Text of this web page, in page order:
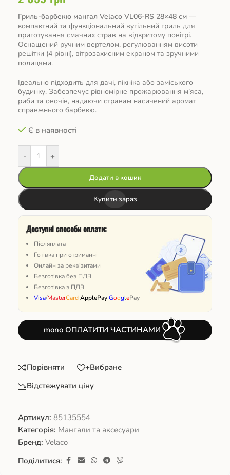
Гриль-барбекю мангал Velaco VL06-RS 28×48 см —
компактний та функціональний вугільний гриль для
приготування смачних страв на відкритому повітрі.
Оснащений ручним вертелом, регулюванням висоти
решітки (4 рівні), вітрозахисним екраном та зручними
полицями.
Ідеально підходить для дачі, пікніка або заміського
будинку. Забезпечує рівномірне прожарювання м’яса,
риби та овочів, надаючи стравам насичений аромат
справжнього барбекю.
Є в наявності
- +
Додати в кошик
Купити зараз
Доступні способи оплати:
Післяплата
Готівка при отриманні
Онлайн за реквізитами
Безготівка без ПДВ
Безготівка з ПДВ
Visa/MasterCardApplePayGooglePay
mono ОПЛАТИТИ ЧАСТИНАМИ
Порівняти
+Вибране
Відстежувати ціну
Артикул: 85135554
Категорія: Мангали та аксесуари
Бренд: Velaco
Поділитися: